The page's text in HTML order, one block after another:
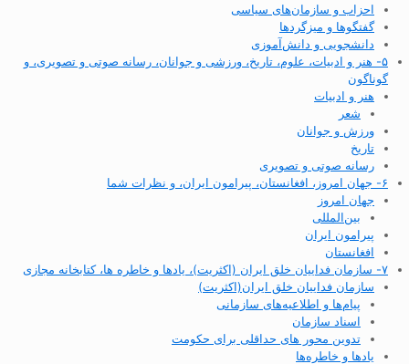
احزاب و سازمان‌های سیاسی
گفتگوها و میزگردها
دانشجویی و دانش‌آموزی
۵- هنر و ادبیات، علوم، تاریخ، ورزشی و جوانان، رسانه صوتی و تصویری، و
گوناگون
هنر و ادبیات
شعر
ورزش و جوانان
تاریخ
رسانه صوتی و تصویری
۶- جهان امروز، افغانستان، پیرامون ایران، و نظرات شما
جهان امروز
بین‌المللی
پیرامون ایران
افغانستان
۷- سازمان فداییان خلق ایران (اکثریت)، یادها و خاطره ها، کتابخانه مجازی
سازمان فداییان خلق ایران(اکثریت)
پیام‌ها و اطلاعیه‌های سازمانی
اسناد سازمان
تدوین محور های حداقلی برای حکومت
یادها و خاطره‌ها